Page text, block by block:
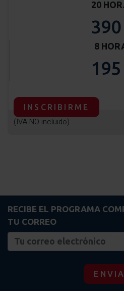
20
8
INSCRIBIRME
(IVA NO incluido)
RECIBE EL PROGRAMA
TU CORREO